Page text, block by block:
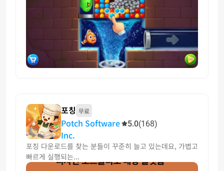
포칭 무료
Potch Software
Inc.
5.0(168)
포칭 다운로드를 찾는 분들이 꾸준히 늘고 있는데요, 가볍고
빠르게 실행되는...